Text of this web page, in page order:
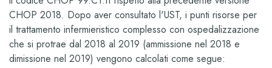
CHOP 2018. Dopo aver consultato l'UST, i punti risorse per
il trattamento infermieristico complesso con ospedalizzazione
che si protrae dal 2018 al 2019 (ammissione nel 2018 e
dimissione nel 2019) vengono calcolati come segue: